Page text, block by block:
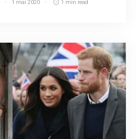
1 mai 2020 1 min read